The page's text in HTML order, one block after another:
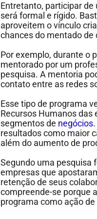
Entretanto, participar
será formal e rígido.
aproveitem o vínculo
chances do mentado
Por exemplo, durante o
mentorado por um
pesquisa. A mentoria
contato entre as redes
Esse tipo de programa
Recursos Humanos das
segmentos de negócios
resultados como maior
além do aumento de
Segundo uma pesquisa
empresas que
retenção de seus
compreende-se porque
programa como ação